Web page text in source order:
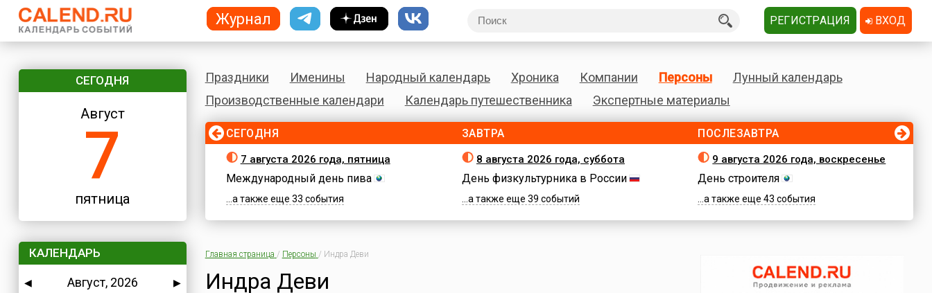
СЕГОДНЯ
Август
7
пятница
КАЛЕНДАРЬ
◀ Август, 2026
▶
Праздники Именины Народный календарь Хроника Компании Персоны
Лунный календарь
Производственные календари
Календарь путешественника Экспертные материалы
СЕГОДНЯ
7 августа 2026 года, пятница
Международный день пива
...а также еще 33 события
ЗАВТРА
8 августа 2026 года, суббота
День физкультурника в России
...а также еще 39 событий
ПОСЛЕЗАВТРА
9 августа 2026 года, воскресенье
День строителя
...а также еще 43 события
Главная страница / Персоны / Индра Деви
Индра Деви
Журнал РЕГИСТРАЦИЯ ВХОД